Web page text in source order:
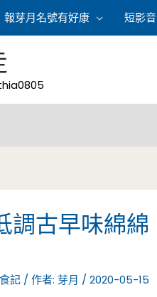
報芽月名號有好康 短影音
調古早味綿綿
記 / 作者: 芽月 / 2020-05-15